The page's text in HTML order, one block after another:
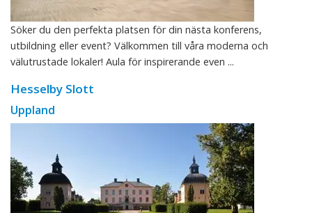
Söker du den perfekta platsen för din nästa konferens,
utbildning eller event? Välkommen till våra moderna och
välutrustade lokaler! Aula för inspirerande even ...
Hesselby Slott
Uppland